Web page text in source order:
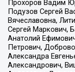
Прохоров Вадим
Подузов Сергей
Вячеславовна,
Сергей Маркович,
Анатолий
Петрович,
Александра
Александрович,